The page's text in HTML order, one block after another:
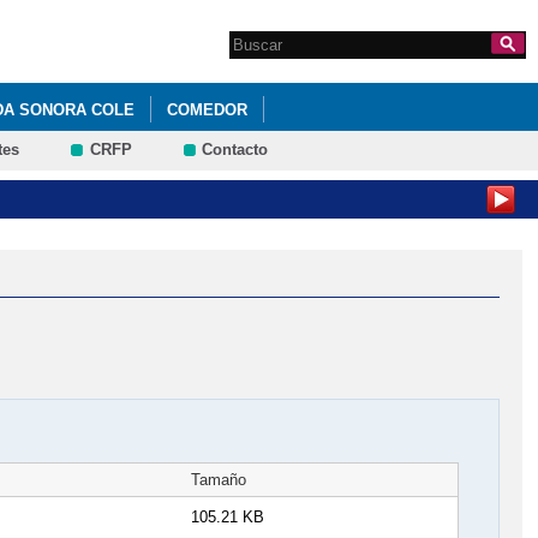
Formulario de
búsqueda
Search this site
SONORA COLE COMEDOR
CRFP Contacto
Tamaño
105.21 KB